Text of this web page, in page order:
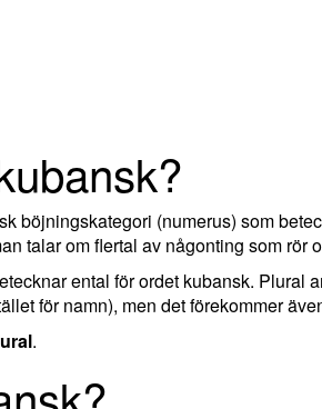
böjningskategori (numerus) som
talar om flertal av någonting som rör
ental för ordet kubansk. Plural
för namn), men det förekommer
.